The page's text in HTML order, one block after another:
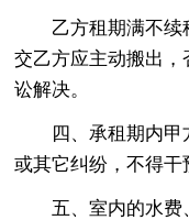
乙方租期满不
交乙方应主动搬出
讼解决。
四、承租期内
或其它纠纷，不得干
五、室内的水